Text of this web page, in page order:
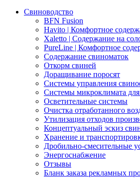
Свиноводство
BFN Fusion
Havito | Комфортное
Xaletto | Содержание на
PureLine | Комфортное
Содержание свиноматок
Откорм свиней
Доращивание поросят
Системы управления
Системы микроклимата
Осветительные системы
Очистка отработанного
Утилизация отходов
Концептуальный эскиз
Хранение и
Дробильно-смесительные
Энергоснабжение
Отзывы
Бланк заказа рекламных